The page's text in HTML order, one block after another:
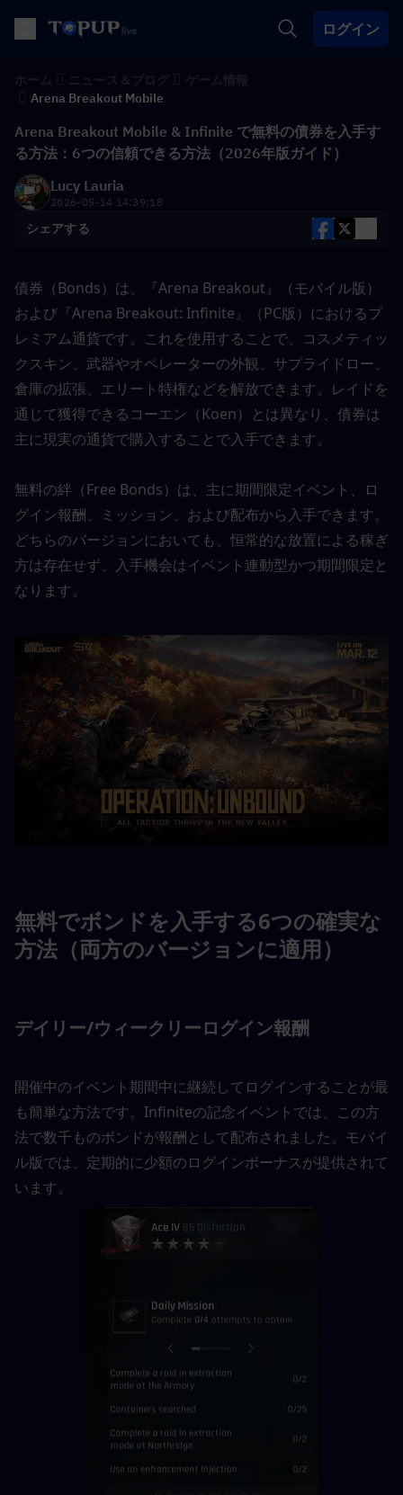
ログイン
Arena Breakout Mobile
Arena Breakout Mobile & Infinite で無料の債券を入手す
る方法：6つの信頼できる方法（2026年版ガイド）
Lucy Lauria
2026-05-14 14:39:18
シェアする
債券（Bonds）は、『Arena Breakout』（モバイル版）
および『Arena Breakout: Infinite』（PC版）におけるプ
レミアム通貨です。これを使用することで、コスメティッ
クスキン、武器やオペレーターの外観、サプライドロー、
倉庫の拡張、エリート特権などを解放できます。レイドを
通じて獲得できるコーエン（Koen）とは異なり、債券は
主に現実の通貨で購入することで入手できます。
無料の絆（Free Bonds）は、主に期間限定イベント、ロ
グイン報酬、ミッション、および配布から入手できます。
どちらのバージョンにおいても、恒常的な放置による稼ぎ
方は存在せず、入手機会はイベント連動型かつ期間限定と
なります。
無料でボンドを入手する6つの確実な
方法（両方のバージョンに適用）
デイリー/ウィークリーログイン報酬
開催中のイベント期間中に継続してログインすることが最
も簡単な方法です。Infiniteの記念イベントでは、この方
法で数千ものボンドが報酬として配布されました。モバイ
ル版では、定期的に少額のログインボーナスが提供されて
います。